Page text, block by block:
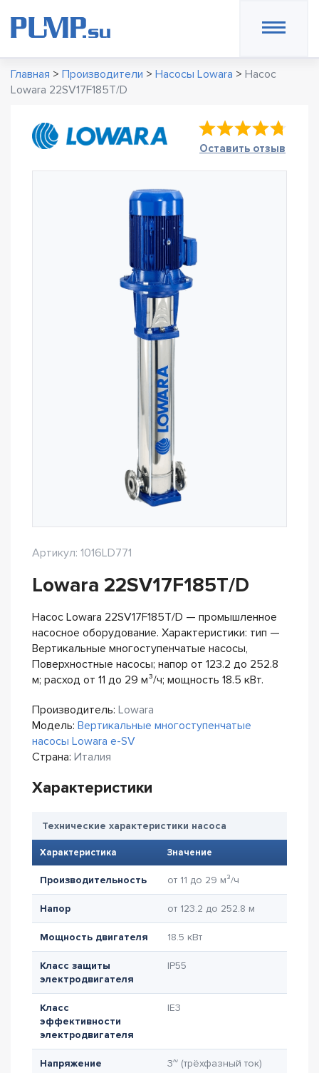
Главная > Производители > Насосы Lowara > Насос
Lowara 22SV17F185T/D
Оставить отзыв
Артикул: 1016LD771
Lowara 22SV17F185T/D
Насос Lowara 22SV17F185T/D — промышленное
насосное оборудование. Характеристики: тип —
Вертикальные многоступенчатые насосы,
Поверхностные насосы; напор от 123.2 до 252.8
м; расход от 11 до 29 м³/ч; мощность 18.5 кВт.
Производитель: Lowara
Модель: Вертикальные многоступенчатые
насосы Lowara e-SV
Страна: Италия
Характеристики
Технические характеристики насоса
Характеристика Значение
Производительность от 11 до 29 м³/ч
Напор от 123.2 до 252.8 м
Мощность двигателя 18.5 кВт
Класс защиты
электродвигателя
IP55
Класс
эффективности
электродвигателя
IE3
Напряжение 3~ (трёхфазный ток)